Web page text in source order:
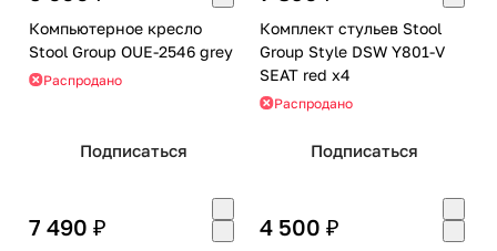
Компьютерное кресло
Stool Group OUE-2546 grey
Распродано
Подписаться
Комплект стульев Stool
Group Style DSW Y801-V
SEAT red x4
Распродано
Подписаться
7 490 ₽ 4 500 ₽